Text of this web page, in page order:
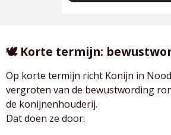
🕊️ Korte termijn:
Op korte termijn richt Konijn in
vergroten van de bewustwording
de konijnenhouderij.
Dat doen ze door: